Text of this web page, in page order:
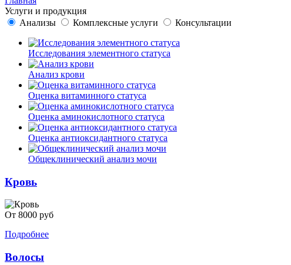
Услуги и продукция
Анализы
Комплексные услуги Консультации
Исследования элементного статуса
Анализ крови
Оценка витаминного статуса
Оценка аминокислотного статуса
Оценка антиоксидантного статуса
Общеклинический анализ мочи
Кровь
От 8000 руб
Подробнее
Волосы